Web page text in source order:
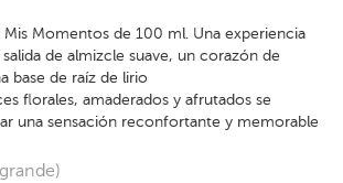
Mis Momentos de 100 ml. Una experiencia
de almizcle suave, un corazón de
base de raíz de lirio
florales, amaderados y afrutados se
una sensación reconfortante y memorable